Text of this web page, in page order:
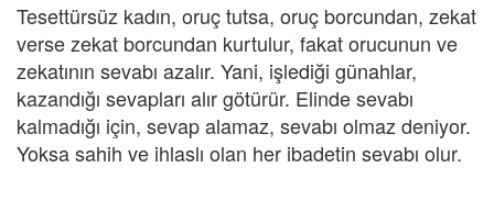
Tesettürsüz kadın, oruç tutsa, oruç borcundan, zekat
verse zekat borcundan kurtulur, fakat orucunun ve
zekatının sevabı azalır. Yani, işlediği günahlar,
kazandığı sevapları alır götürür. Elinde sevabı
kalmadığı için, sevap alamaz, sevabı olmaz deniyor.
Yoksa sahih ve ihlaslı olan her ibadetin sevabı olur.